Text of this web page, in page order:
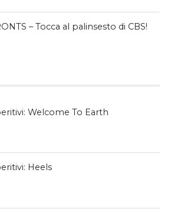
– Tocca al palinsesto di CBS!
Welcome To Earth
Heels